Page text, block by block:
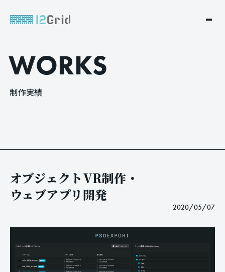
WORKS
制作実績
オブジェクトVR制作・
ウェブアプリ開発
2020/05/07